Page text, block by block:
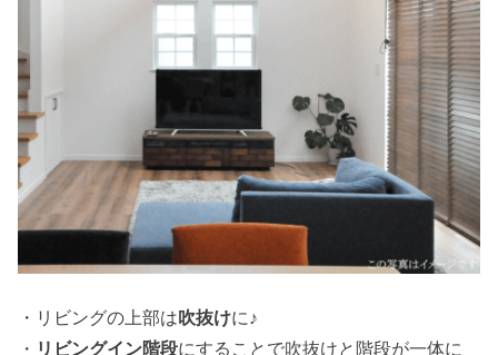
・リビングの上部は吹抜けに♪
・ リビングイン階段にすることで吹抜けと階段が一体に